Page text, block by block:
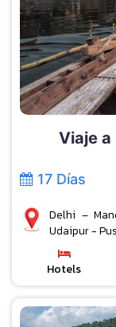
Viaje a
17 Días
Delhi –
Udaipur -
Hotels